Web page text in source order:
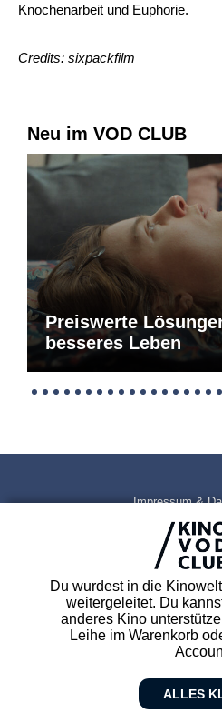
Du wurdest in die
weitergeleitet. Du
anderes Kino
Leihe im Warenkorb
ALLES
Knochenarbeit und Euphorie.
Credits: sixpackfilm
Neu im VOD CLUB
Preiswerte
besseres Leben
Impressum &
AGB
FAQ
Partner